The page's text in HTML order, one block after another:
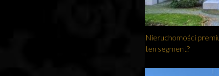
Nieruchomości
ten segment?